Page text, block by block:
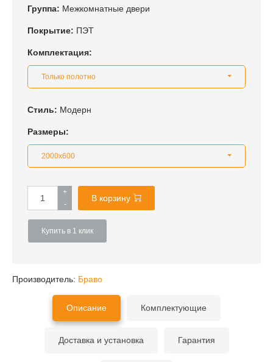
Группа: Межкомнатные двери
Покрытие: ПЭТ
Комплектация:
Только полотно
Стиль: Модерн
Размеры:
2000x600
+
-
В корзину
Купить в 1 клик
Производитель: Браво
Описание Комплектующие
Доставка и установка Гарантия